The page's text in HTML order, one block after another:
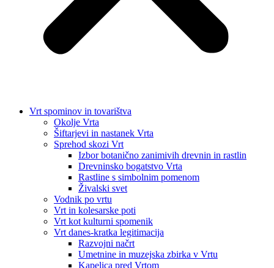
Vrt spominov in tovarištva
Okolje Vrta
Šiftarjevi in nastanek Vrta
Sprehod skozi Vrt
Izbor botanično zanimivih drevnin in rastlin
Drevninsko bogatstvo Vrta
Rastline s simbolnim pomenom
Živalski svet
Vodnik po vrtu
Vrt in kolesarske poti
Vrt kot kulturni spomenik
Vrt danes-kratka legitimacija
Razvojni načrt
Umetnine in muzejska zbirka v Vrtu
Kapelica pred Vrtom